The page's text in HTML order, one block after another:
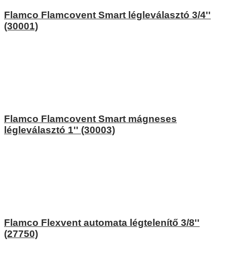
Flamco Flamcovent Smart légleválasztó 3/4''
(30001)
Flamco Flamcovent Smart mágneses
légleválasztó 1'' (30003)
Flamco Flexvent automata légtelenítő 3/8''
(27750)